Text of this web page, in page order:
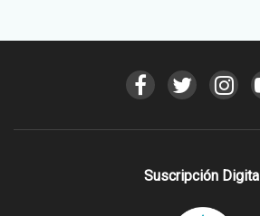
Suscripción Digital